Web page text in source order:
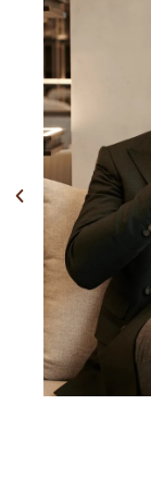
Previous